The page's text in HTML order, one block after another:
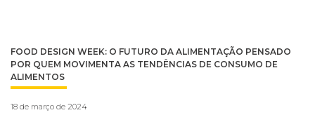
FOOD DESIGN WEEK: O FUTURO DA ALIMENTAÇÃO PENSADO
POR QUEM MOVIMENTA AS TENDÊNCIAS DE CONSUMO DE
ALIMENTOS
18 de março de 2024